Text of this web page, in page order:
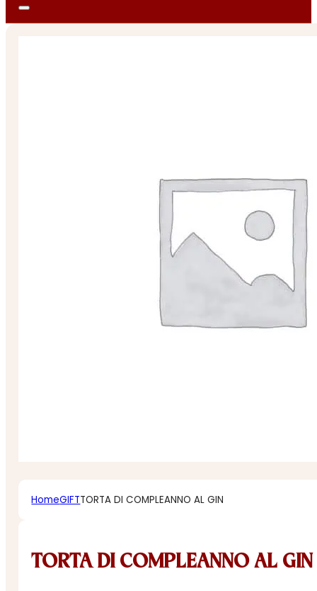
HomeGIFTTORTA DI COMPLEANNO AL GIN
TORTA DI COMPLEANNO AL GIN